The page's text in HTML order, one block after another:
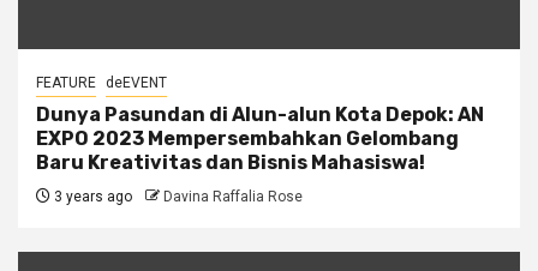
FEATURE deEVENT
Dunya Pasundan di Alun-alun Kota Depok: AN
EXPO 2023 Mempersembahkan Gelombang
Baru Kreativitas dan Bisnis Mahasiswa!
3 years ago Davina Raffalia Rose